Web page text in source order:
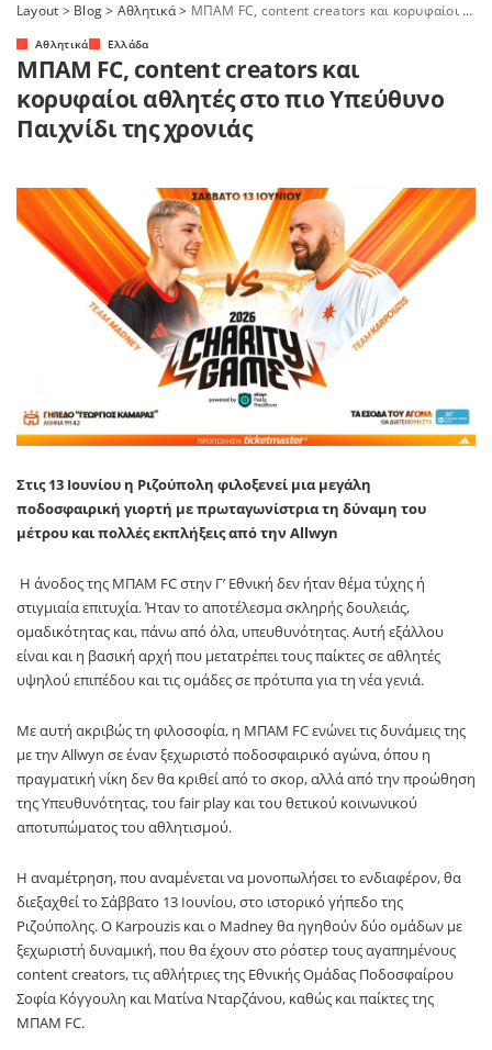
Layout > Blog> Αθλητικά> ΜΠΑΜ FC, content creators και κορυφαίοι αθλητές στο πιο Υπεύθυνο Παιχνίδι της χρονιάς
Αθλητικά Ελλάδα
ΜΠΑΜ FC, content creators και
κορυφαίοι αθλητές στο πιο Υπεύθυνο
Παιχνίδι της χρονιάς
Στις 13 Ιουνίου η Ριζούπολη φιλοξενεί μια μεγάλη
ποδοσφαιρική γιορτή με πρωταγωνίστρια τη δύναμη του
μέτρου και πολλές εκπλήξεις από την Allwyn
Η άνοδος της ΜΠΑΜ FCστην Γ’ Εθνική δεν ήταν θέμα τύχης ή
στιγμιαία επιτυχία. Ήταν το αποτέλεσμα σκληρής δουλειάς,
ομαδικότητας και, πάνω από όλα, υπευθυνότητας. Αυτή εξάλλου
είναι και η βασική αρχή που μετατρέπει τους παίκτες σε αθλητές
υψηλού επιπέδου και τις ομάδες σε πρότυπα για τη νέα γενιά.
Με αυτή ακριβώς τη φιλοσοφία, η ΜΠΑΜ FC ενώνει τις δυνάμεις της
με την Allwyn σε έναν ξεχωριστό ποδοσφαιρικό αγώνα, όπου η
πραγματική νίκη δεν θα κριθεί από το σκορ, αλλά από την προώθηση
της Υπευθυνότητας, του fair play και του θετικού κοινωνικού
αποτυπώματος του αθλητισμού.
Η αναμέτρηση, που αναμένεται να μονοπωλήσει το ενδιαφέρον, θα
διεξαχθεί το Σάββατο 13 Ιουνίου, στο ιστορικό γήπεδο της
Ριζούπολης. Ο Karpouzis και ο Madney θα ηγηθούν δύο ομάδων με
ξεχωριστή δυναμική, που θα έχουν στο ρόστερ τους αγαπημένους
content creators, τις αθλήτριες της Εθνικής Ομάδας Ποδοσφαίρου
Σοφία Κόγγουλη και Ματίνα Νταρζάνου, καθώς και παίκτες της
ΜΠΑΜ FC.